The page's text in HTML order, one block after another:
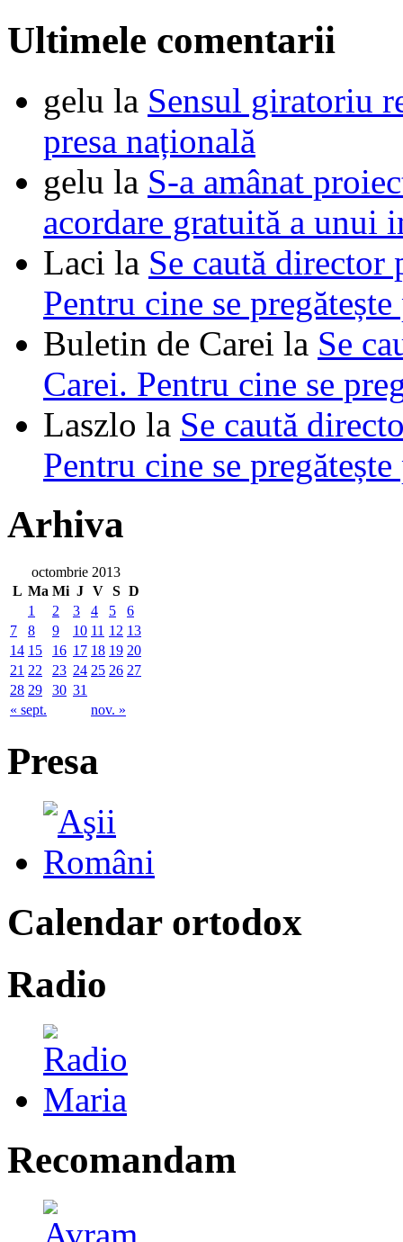
Ultimele comentarii
gelu la Sensul giratoriu
presa națională
gelu la S-a amânat
acordare gratuită a unui
Laci la Se caută
Pentru cine se
Buletin de Carei la Se
Carei. Pentru cine se
Laszlo la Se caută
Pentru cine se
Arhiva
octombrie 2013
L Ma Mi J V S D
« sept. nov. »
1 2 3 4 5
6
7
8 9 10 11 12 13
14 15 16 17 18 19 20
21 22 23 24 25 26 27
28 29 30 31
Presa
Calendar ortodox
Radio
Recomandam